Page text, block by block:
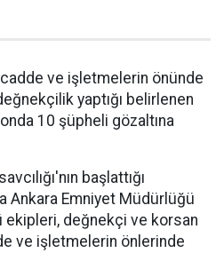
cadde ve işletmelerin önünde
yaptığı belirlenen
10 şüpheli gözaltına
başlattığı
Ankara Emniyet Müdürlüğü
değnekçi ve korsan
ve işletmelerin önlerinde